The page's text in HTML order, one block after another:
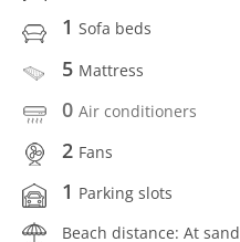
1 Sofa beds
5 Mattress
0 Air conditioners
2 Fans
1 Parking slots
Beach distance: At sand